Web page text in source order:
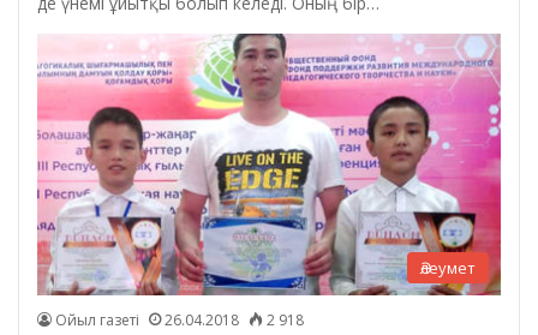
Әлеумет
Ойыл газеті 26.04.2018 2 918